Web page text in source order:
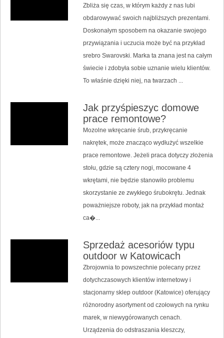
Zbliża się czas, w którym każdy z nas lubi
obdarowywać swoich najbliższych prezentami.
Doskonałym sposobem na okazanie swojego
przywiązania i uczucia może być na przykład
srebro Swarovski. Marka ta znana jest na całym
świecie i zdobyła sobie uznanie wielu klientów.
To właśnie dzięki niej, na twarzach ...
Jak przyśpieszyc domowe
prace remontowe?
Mozolne wkręcanie śrub, przykręcanie
nakrętek, może znacząco wydłużyć wszelkie
prace remontowe. Jeżeli praca dotyczy złożenia
stołu, gdzie są cztery nogi, mocowane 4
wkrętami, nie będzie stanowiło problemu
skorzystanie ze zwykłego śrubokrętu. Jednak
poważniejsze roboty, jak na przykład montaż
ca�...
Sprzedaż acesoriów typu
outdoor w Katowicach
Zbrojownia to powszechnie polecany przez
dotychczasowych klientów internetowy i
stacjonarny sklep outdoor (Katowice) oferujący
różnorodny asortyment od czołowych na rynku
marek, w niewygórowanych cenach.
Urządzenia do odstraszania kleszczy,